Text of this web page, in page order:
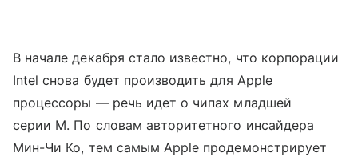
В начале декабря стало известно, что корпорации
Intel снова будет производить для Apple
процессоры — речь идет о чипах младшей
серии M. По словам авторитетного инсайдера
Мин-Чи Ко, тем самым Apple продемонстрирует